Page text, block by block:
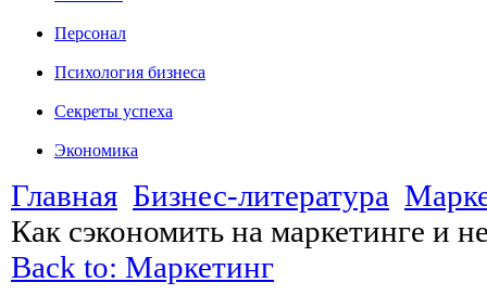
Персонал
Психология бизнеса
Секреты успеха
Экономика
Главная Бизнес-литература
Как сэкономить на маркетинге и
Back to: Маркетинг